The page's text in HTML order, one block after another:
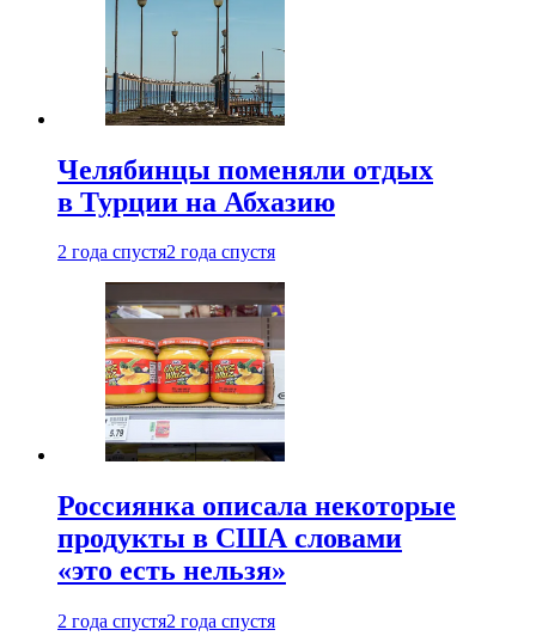
Челябинцы поменяли отдых
в Турции на Абхазию
2 года спустя2 года спустя
Россиянка описала некоторые
продукты в США словами
«это есть нельзя»
2 года спустя2 года спустя